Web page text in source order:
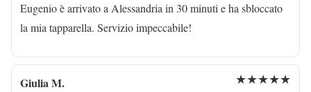
Eugenio è arrivato a Alessandria in 30 minuti e ha sbloccato
la mia tapparella. Servizio impeccabile!
Giulia M. ★★★★★